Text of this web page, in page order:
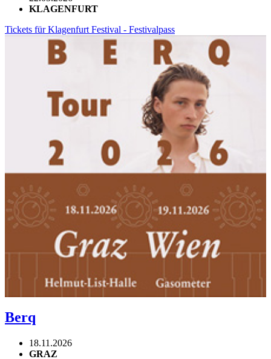
KLAGENFURT
Tickets für Klagenfurt Festival - Festivalpass
Berq
18.11.2026
GRAZ